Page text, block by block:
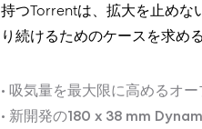
持つTorrentは、拡大を止めな
り続けるためのケースを求め
• 吸気量を最大限に高めるオ
• 新開発の180 x 38 mm